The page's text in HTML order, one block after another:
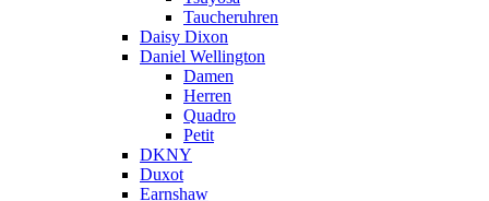
Taucheruhren
Daisy Dixon
Daniel Wellington
Damen
Herren
Quadro
Petit
DKNY
Duxot
Earnshaw